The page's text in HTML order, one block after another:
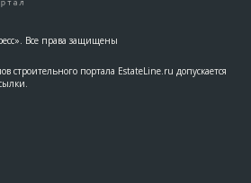
Все права защищены
строительного портала EstateLine.ru допускается